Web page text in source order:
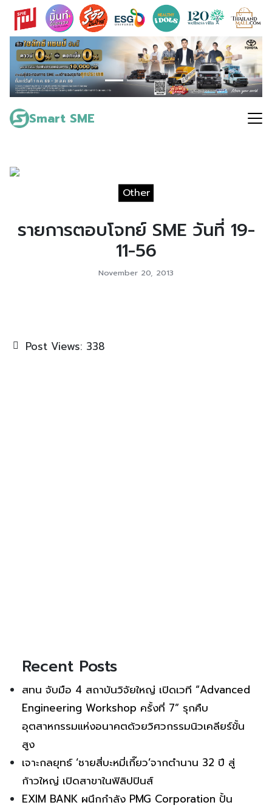
Skip
content
Smart SME
Search
for:
Other
รายการตอบโจทย์ SME วันที่ 19-
11-56
November 20, 2013
Post Views: 338
Recent Posts
สทน จับมือ 4 สถาบันวิจัยใหญ่ เปิดเวที “Advanced
Engineering Workshop ครั้งที่ 7” รุกคืบ
อุตสาหกรรมแห่งอนาคตด้วยวิศวกรรมนิวเคลียร์ขั้น
สูง
เจาะกลยุทธ์ ‘ชายสี่บะหมี่เกี๊ยว’จากตำนาน 32 ปี สู่
ก้าวใหญ่ เปิดสาขาในฟิลิปปินส์
EXIM BANK ผนึกกำลัง PMG Corporation ปั้น